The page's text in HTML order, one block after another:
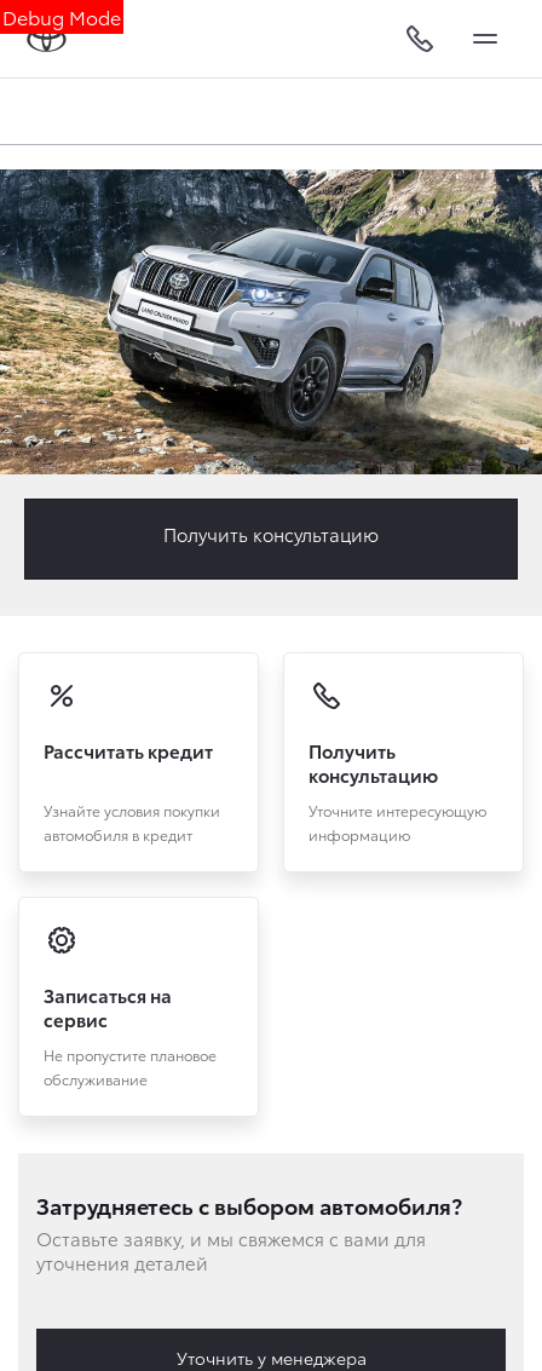
Debug Mode
Рассчитать кредит
Узнайте условия покупки
автомобиля в кредит
Получить
консультацию
Уточните интересующую
информацию
Записаться на
сервис
Не пропустите плановое
обслуживание
Затрудняетесь с выбором автомобиля?
Оставьте заявку, и мы свяжемся с вами для
уточнения деталей
Уточнить у менеджера